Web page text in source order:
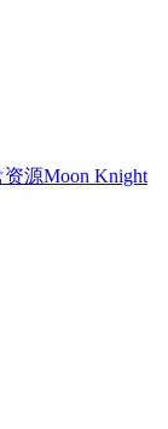
源Moon Knight